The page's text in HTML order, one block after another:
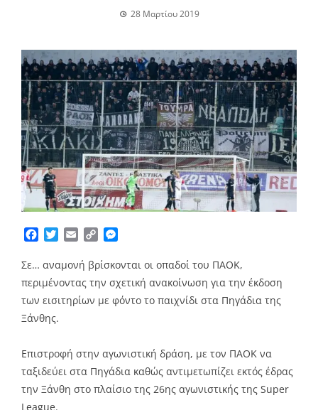
28 Μαρτίου 2019
Facebook
TwitterEmailCopy
Σε… αναμονή βρίσκονται οι οπαδοί του ΠΑΟΚ,
περιμένοντας την σχετική ανακοίνωση για την έκδοση
των εισιτηρίων με φόντο το παιχνίδι στα Πηγάδια της
Ξάνθης.
Επιστροφή στην αγωνιστική δράση, με τον ΠΑΟΚ να
ταξιδεύει στα Πηγάδια καθώς αντιμετωπίζει εκτός έδρας
την Ξάνθη στο πλαίσιο της 26ης αγωνιστικής της Super
League.